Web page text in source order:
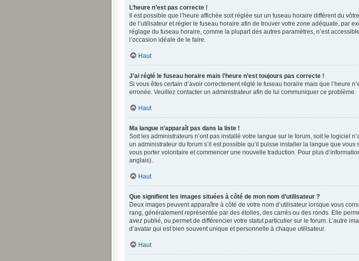
L’heure n’est pas correcte !
Il est possible que l’heure affichée soit réglée sur un fuseau horaire différent du
de l’utilisateur et régler le fuseau horaire afin de trouver votre zone adéquate, par
réglage du fuseau horaire, comme la plupart des autres paramètres, n’est
l’occasion idéale de le faire.
Haut
J’ai réglé le fuseau horaire mais l’heure n’est toujours pas correcte !
Si vous êtes certain d’avoir correctement réglé le fuseau horaire mais que l’heure
erronée. Veuillez contacter un administrateur afin de lui communiquer ce problème.
Haut
Ma langue n’apparaît pas dans la liste !
Soit les administrateurs n’ont pas installé votre langue sur le forum, soit le logiciel
un administrateur du forum s’il est possible qu’il puisse installer la langue que
vous porter volontaire et commencer une nouvelle traduction. Pour plus
anglais).
Haut
Que signifient les images situées à côté de mon nom d’utilisateur ?
Deux images peuvent apparaître à côté de votre nom d’utilisateur lorsque vous
rang, généralement représentée par des étoiles, des carrés ou des ronds. Elle
avez publié, ou permet de différencier votre statut particulier sur le forum. L’autre
d’avatar qui est bien souvent unique et personnelle à chaque utilisateur.
Haut